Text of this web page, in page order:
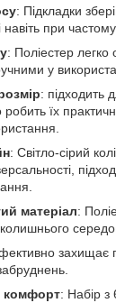
: Підкладки
навіть при
: Поліестер
у
: підходить
їх
: Світло-сірий
матеріал:
захищає
комфорт: Набір з